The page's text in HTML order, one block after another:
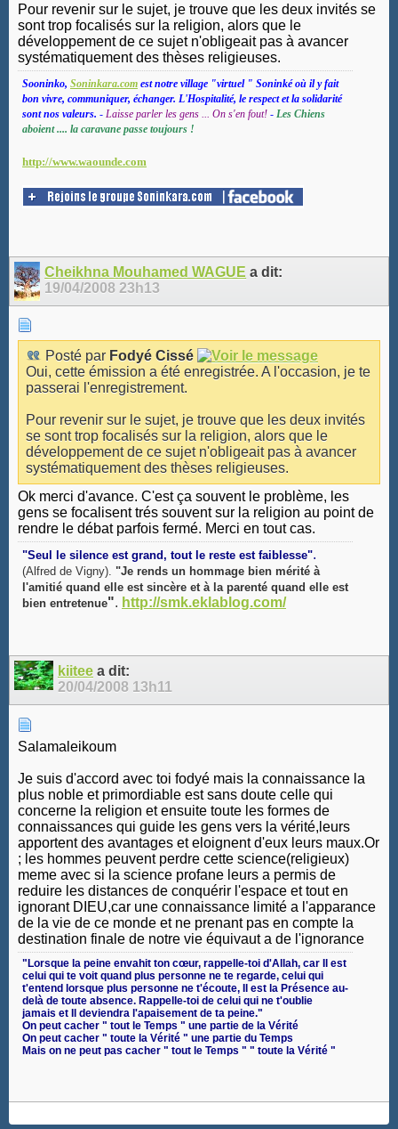
Pour revenir sur le sujet, je trouve que les deux invités se
sont trop focalisés sur la religion, alors que le
développement de ce sujet n'obligeait pas à avancer
systématiquement des thèses religieuses.
Sooninko, Soninkara.com est notre village "virtuel " Soninké où il y fait
bon vivre, communiquer, échanger. L'Hospitalité, le respect et la solidarité
sont nos valeurs. - Laisse parler les gens ... On s'en fout! - Les Chiens
aboient .... la caravane passe toujours !
http://www.waounde.com
Cheikhna Mouhamed WAGUE a dit:
19/04/200823h13
Posté par Fodyé Cissé
Oui, cette émission a été enregistrée. A l'occasion, je te
passerai l'enregistrement.
Pour revenir sur le sujet, je trouve que les deux invités
se sont trop focalisés sur la religion, alors que le
développement de ce sujet n'obligeait pas à avancer
systématiquement des thèses religieuses.
Ok merci d'avance. C'est ça souvent le problème, les
gens se focalisent trés souvent sur la religion au point de
rendre le débat parfois fermé. Merci en tout cas.
"Seul le silence est grand, tout le reste est faiblesse".
(Alfred de Vigny). "Je rends un hommage bien mérité à
l'amitié quand elle est sincère et à la parenté quand elle est
bien entretenue". http://smk.eklablog.com/
kiitee a dit:
20/04/2008 13h11
Salamaleikoum
Je suis d'accord avec toi fodyé mais la connaissance la
plus noble et primordiable est sans doute celle qui
concerne la religion et ensuite toute les formes de
connaissances qui guide les gens vers la vérité,leurs
apportent des avantages et eloignent d'eux leurs maux.Or
; les hommes peuvent perdre cette science(religieux)
meme avec si la science profane leurs a permis de
reduire les distances de conquérir l'espace et tout en
ignorant DIEU,car une connaissance limité a l'apparance
de la vie de ce monde et ne prenant pas en compte la
destination finale de notre vie équivaut a de l'ignorance
‎"Lorsque la peine envahit ton cœur, rappelle-toi d'Allah, car Il est
celui qui te voit quand plus personne ne te regarde, celui qui
t'entend lorsque plus personne ne t'écoute, Il est la Présence au-
delà de toute absence. Rappelle-toi de celui qui ne t'oublie
jamais et Il deviendra l'apaisement de ta peine."
On peut cacher " tout le Temps " une partie de la Vérité
On peut cacher " toute la Vérité " une partie du Temps
Mais on ne peut pas cacher " tout le Temps " " toute la Vérité "